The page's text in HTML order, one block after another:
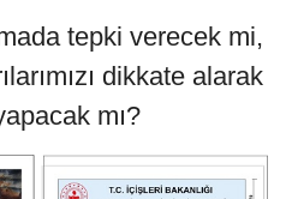
tepki verecek mi,
dikkate alarak
mı?